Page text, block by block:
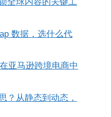
数据，选什么代
亚马逊跨境电商中
？从静态到动态，